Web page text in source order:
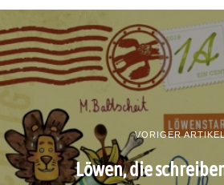
VORIGER
Löwen, die